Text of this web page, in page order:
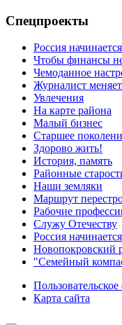
Спецпроекты
Россия
Чтобы финансы
Чемоданное
Журналист
Увлечения
На карте района
Малый бизнес
Старшее
Здорово жить!
История, память
Районные
Наши земляки
Маршрут
Рабочие
Служу Отечеству
Россия
Новопокровский
"Семейный
Карта сайта